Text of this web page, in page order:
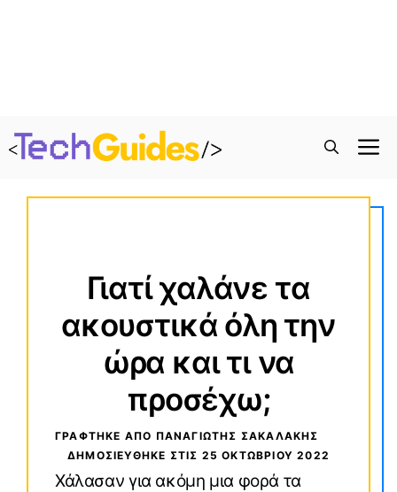
Γιατί χαλάνε τα
ακουστικά όλη την
ώρα και τι να
προσέχω;
ΓΡΑΦΤΗΚΕ ΑΠΟ ΠΑΝΑΓΙΏΤΗΣ ΣΑΚΑΛΆΚΗΣ
ΔΗΜΟΣΙΕΥΘΗΚΕ ΣΤΙΣ 25 ΟΚΤΩΒΡΊΟΥ 2022
Χάλασαν για ακόμη μια φορά τα